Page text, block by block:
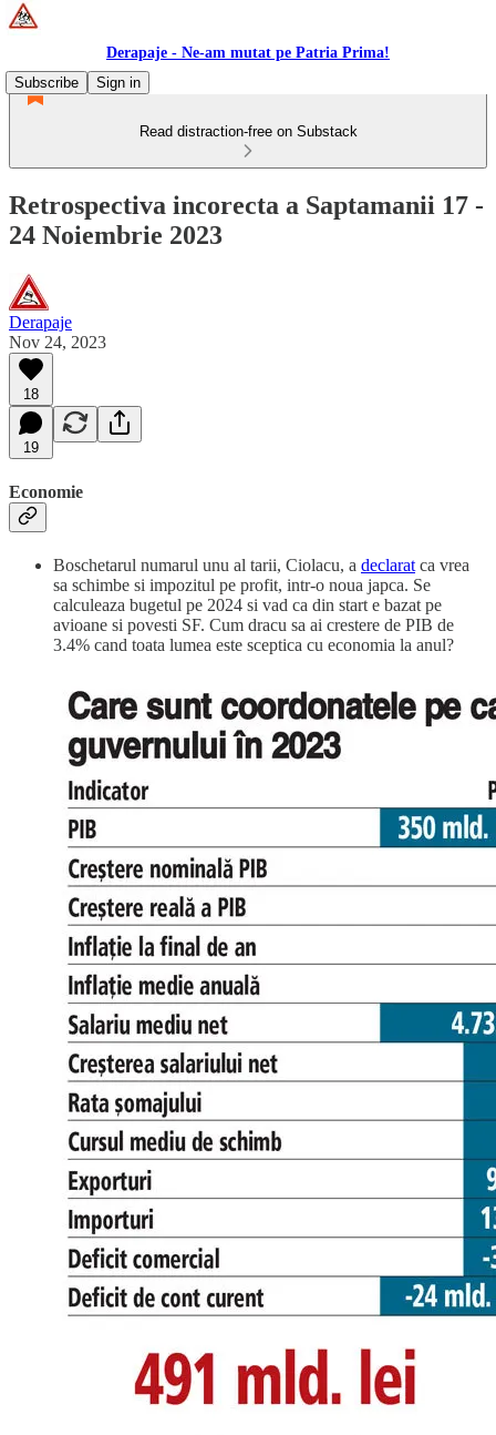
Derapaje - Ne-am mutat pe Patria Prima!
Subscribe
Sign in
Read distraction-free on Substack
Retrospectiva incorecta a Saptamanii 17 -
24 Noiembrie 2023
Derapaje
Nov 24, 2023
18
19
Economie
Boschetarul numarul unu al tarii, Ciolacu, a declarat ca vrea
sa schimbe si impozitul pe profit, intr-o noua japca. Se
calculeaza bugetul pe 2024 si vad ca din start e bazat pe
avioane si povesti SF. Cum dracu sa ai crestere de PIB de
3.4% cand toata lumea este sceptica cu economia la anul?